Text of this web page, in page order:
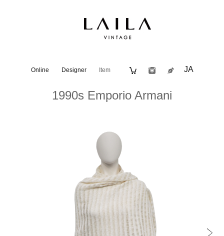
Online Designer Item JA
1990s Emporio Armani